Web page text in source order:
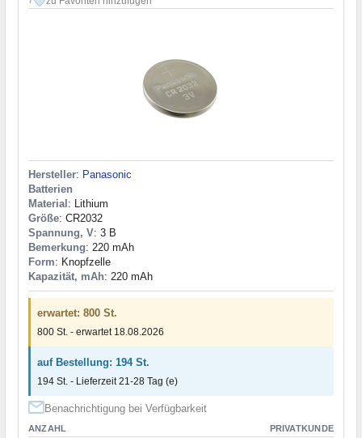
Hersteller: Panasonic
Batterien
Material : Lithium
Größe: CR2032
Spannung, V: 3 В
Bemerkung: 220 mAh
Form: Knopfzelle
Kapazität, mAh: 220 mAh
erwartet: 800 St.
800 St. - erwartet 18.08.2026
auf Bestellung: 194 St.
194 St. - Lieferzeit 21-28 Tag (e)
Benachrichtigung bei Verfügbarkeit
ANZAHL PRIVATKUNDE